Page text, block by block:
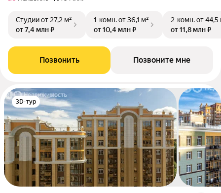
Студииот 27,2 м²
от 7,4 млн ₽
1-комн.от 36,1 м²
от 10,4 млн ₽
2-комн.от 44,5
от 11,8 млн ₽
Позвонить Позвоните мне
3D-тур